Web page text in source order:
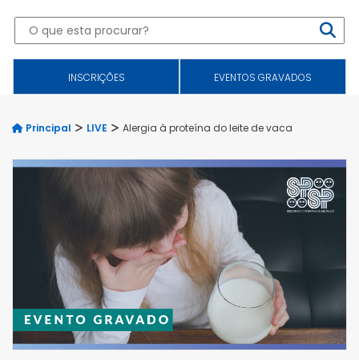
INSCRIÇÕES EVENTOS GRAVADOS
Principal LIVE Alergia à proteína do leite de vaca